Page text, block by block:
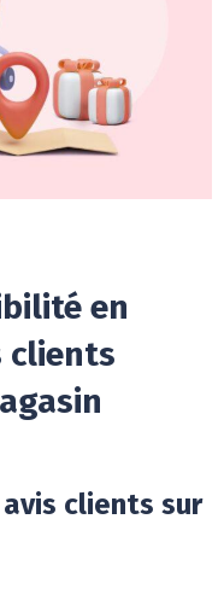
en
clients
clients sur